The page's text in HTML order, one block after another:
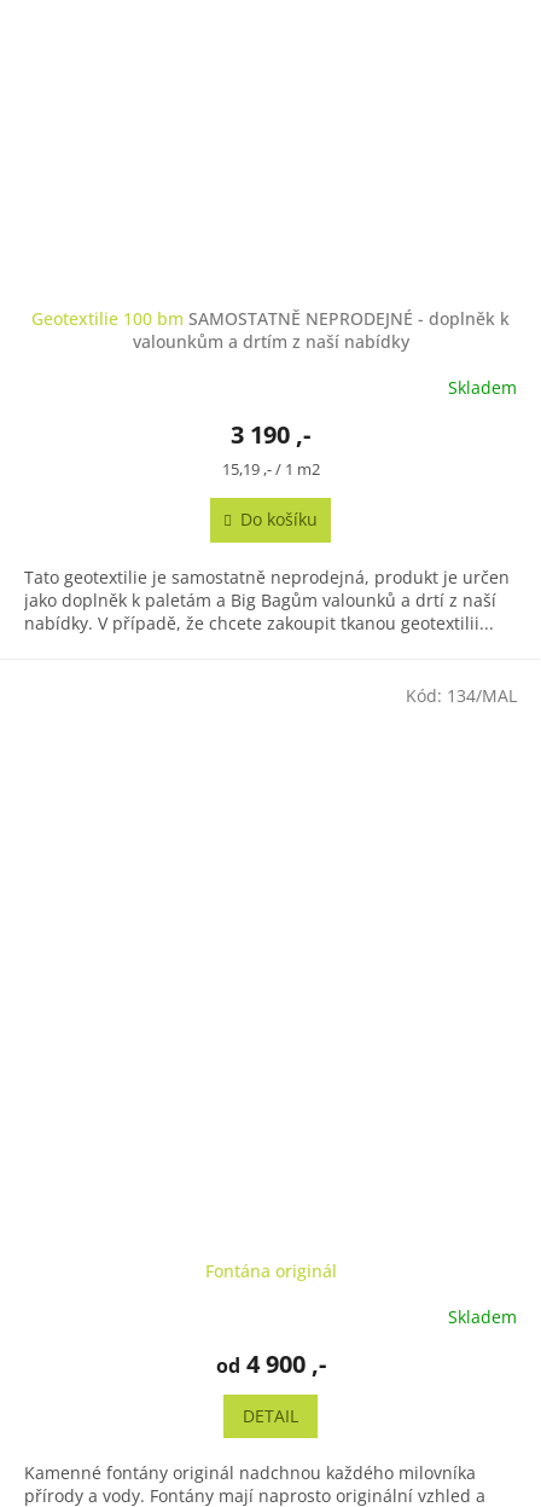
Geotextilie 100 bm SAMOSTATNĚ NEPRODEJNÉ - doplněk k
valounkům a drtím z naší nabídky
Skladem
3 190 ,-
Měrná
15,19 ,- / 1 m2
Do košíku
Tato geotextilie je samostatně neprodejná, produkt je určen
jako doplněk k paletám a Big Bagům valounků a drtí z naší
nabídky. V případě, že chcete zakoupit tkanou geotextilii...
Fontána originál
Skladem
od 4 900 ,-
DETAIL
Kamenné fontány originál nadchnou každého milovníka
přírody a vody. Fontány mají naprosto originální vzhled a
Kód: 134/MAL